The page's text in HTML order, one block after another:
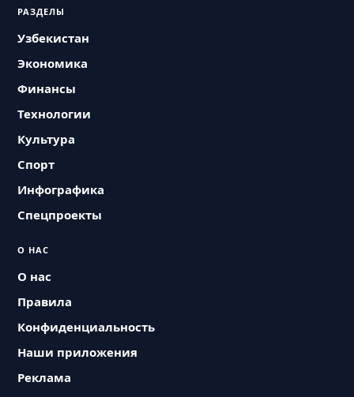
РАЗДЕЛЫ
Узбекистан
Экономика
Финансы
Технологии
Культура
Спорт
Инфографика
Спецпроекты
О НАС
О нас
Правила
Конфиденциальность
Наши приложения
Реклама